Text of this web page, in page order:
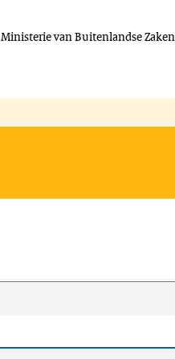
Ministerie van Buitenlandse Zaken